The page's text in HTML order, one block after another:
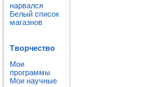
нарвался
Белый список
магазнов
Творчество
Мои
программы
Мои научные